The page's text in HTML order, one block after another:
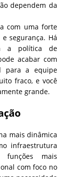
dependem da
com uma forte
segurança. Há
a política de
acabar com
para a equipe
fraco, e você
grande.
mais dinâmica
infraestrutura
funções mais
com foco no